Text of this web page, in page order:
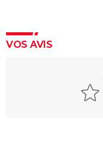
VOS AVIS